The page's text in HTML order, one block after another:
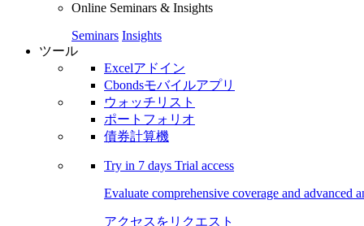
Online Seminars & Insights
Seminars Insights
ツール
Excelアドイン
Cbondsモバイルアプリ
ウォッチリスト
ポートフォリオ
債券計算機
Try in 7 days Trial access
Evaluate comprehensive coverage and advanced
アクセスをリクエスト